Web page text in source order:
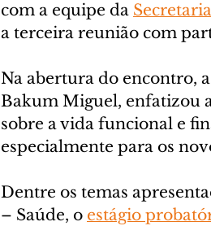
com a equipe da
a terceira reunião com
Na abertura do encontro,
Bakum Miguel, enfatizou
sobre a vida funcional e
especialmente para os
Dentre os temas
– Saúde, o estágio